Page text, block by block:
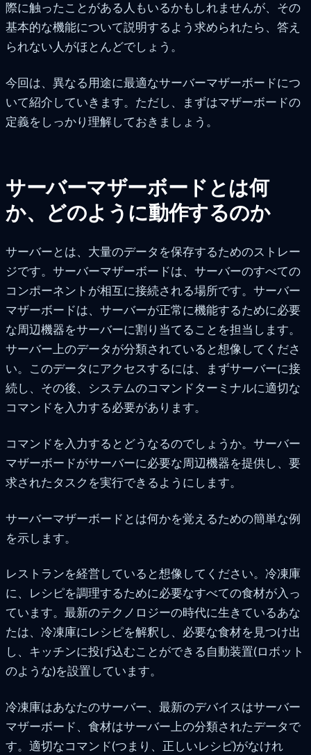
際に触ったことがある人もいるかもしれませんが、その
基本的な機能について説明するよう求められたら、答え
られない人がほとんどでしょう。
今回は、異なる用途に最適なサーバーマザーボードにつ
いて紹介していきます。ただし、まずはマザーボードの
定義をしっかり理解しておきましょう。
サーバーマザーボードとは何
か、どのように動作するのか
サーバーとは、大量のデータを保存するためのストレー
ジです。サーバーマザーボードは、サーバーのすべての
コンポーネントが相互に接続される場所です。サーバー
マザーボードは、サーバーが正常に機能するために必要
な周辺機器をサーバーに割り当てることを担当します。
サーバー上のデータが分類されていると想像してくださ
い。このデータにアクセスするには、まずサーバーに接
続し、その後、システムのコマンドターミナルに適切な
コマンドを入力する必要があります。
コマンドを入力するとどうなるのでしょうか。サーバー
マザーボードがサーバーに必要な周辺機器を提供し、要
求されたタスクを実行できるようにします。
サーバーマザーボードとは何かを覚えるための簡単な例
を示します。
レストランを経営していると想像してください。冷凍庫
に、レシピを調理するために必要なすべての食材が入っ
ています。最新のテクノロジーの時代に生きているあな
たは、冷凍庫にレシピを解釈し、必要な食材を見つけ出
し、キッチンに投げ込むことができる自動装置(ロボット
のような)を設置しています。
冷凍庫はあなたのサーバー、最新のデバイスはサーバー
マザーボード、食材はサーバー上の分類されたデータで
す。適切なコマンド(つまり、正しいレシピ)がなけれ